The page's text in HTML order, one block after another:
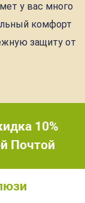
у вас много
комфорт
защиту от
10%
Почтой